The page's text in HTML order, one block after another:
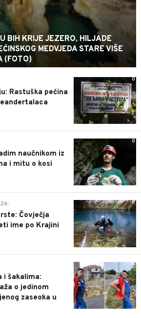
BIH KRIJE JEZERO, HILJADE
MEDVJEDA STARE VIŠE
(FOTO)
0
Rastuška pećina
0
naučnikom iz
i mitu o kosi
0
Čovječja
ime po Krajini
0
i šakalima:
o jedinom
zaseoka u